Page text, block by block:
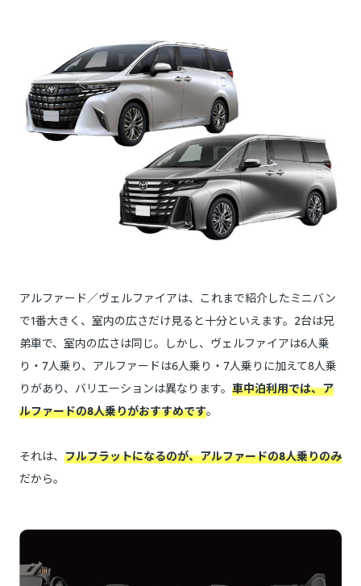
アルファード／ヴェルファイアは、これまで紹介したミニバン
で1番大きく、室内の広さだけ見ると十分といえます。2台は兄
弟車で、室内の広さは同じ。しかし、ヴェルファイアは6人乗
り・7人乗り、アルファードは6人乗り・7人乗りに加えて8人乗
りがあり、バリエーションは異なります。 車中泊利用では、ア
ルファードの8人乗りがおすすめです。
それは、 フルフラットになるのが、アルファードの8人乗りのみ
だから。